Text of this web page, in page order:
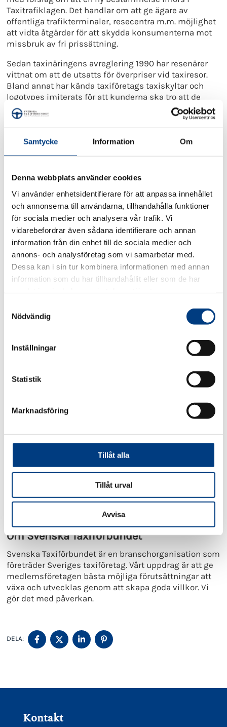
Samtycke Information Om
Denna webbplats använder cookies
Vi använder enhetsidentifierare för att anpassa innehållet
och annonserna till användarna, tillhandahålla funktioner
för sociala medier och analysera vår trafik. Vi
vidarebefordrar även sådana identifierare och annan
information från din enhet till de sociala medier och
annons- och analysföretag som vi samarbetar med.
Dessa kan i sin tur kombinera informationen med annan
information som du har tillhandahållit eller som de har
Nödvändig
Inställningar
Statistik
Marknadsföring
Tillåt alla
Tillåt urval
Avvisa
Taxitrafiklagen. Det handlar om att ge ägare av
offentliga trafikterminaler, resecentra m.m. möjlighet
att vidta åtgärder för att skydda konsumenterna mot
missbruk av fri prissättning.
Sedan taxinäringens avreglering 1990 har resenärer
vittnat om att de utsatts för överpriser vid taxiresor.
Bland annat har kända taxiföretags taxiskyltar och
logotypes imiterats för att kunderna ska tro att de
reser med ett seriöst taxiföretag. Dessa händelser har
framför allt inträffat vid Arlandas flygplats. I ett inslag
i Svt uppger Taxi Stockholm att resenärer hör av sig
och gråter när de fått betala 5 000–6 000 kronor för en
| SVT Nyheter
Ankommande till Arlanda utsätts för skadlig
överprissättning och rena bedrägerier, säger
Lennart Kalderén, ordförande Svenska
Taxiförbundet. Det måste bli möjligt för Swedavia
som flygplatsägare att organisera taxitrafiken så
att kunderna får ett starkare skydd.
Fri konkurrens var ett huvudmål för avregleringen,
men de avarter som beskrivs ovan var knappast
förutsedda. Förbundet begär därför att lagstiftningen
möjligheter att stärka skyddet för konsumenterna
utan att få sanktioner för ”missbruk av dominerande
Lennart Kalderén
Ordförande
Svenska Taxiförbundet
070 623 29 00
lennart.kalderen@taxiforbundet.se
Om Svenska Taxiförbundet
Svenska Taxiförbundet är en branschorganisation som
företräder Sveriges taxiföretag. Vårt uppdrag är att ge
medlemsföretagen bästa möjliga förutsättningar att
växa och utvecklas genom att skapa goda villkor. Vi
gör det med påverkan.
DELA:
DELA
PÅ
DELA
PÅ
DELA
PÅ
DELA
PÅ
Kontakt